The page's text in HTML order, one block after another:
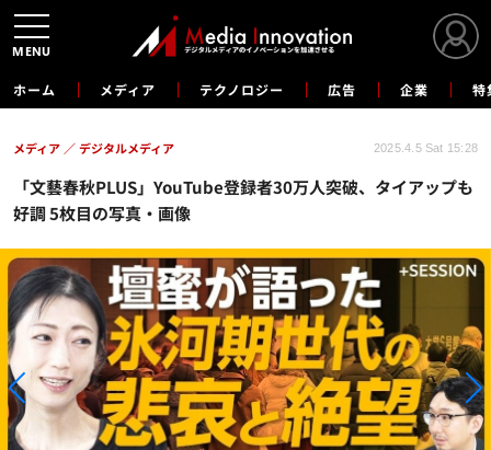
ホーム メディア テクノロジー 広告 企業 特
「文藝春秋PLUS」YouTube登録者30万人突破、タイアップも
好調 5枚目の写真・画像
メディア デジタルメディア 2025.4.5 Sat 15:28
MENU